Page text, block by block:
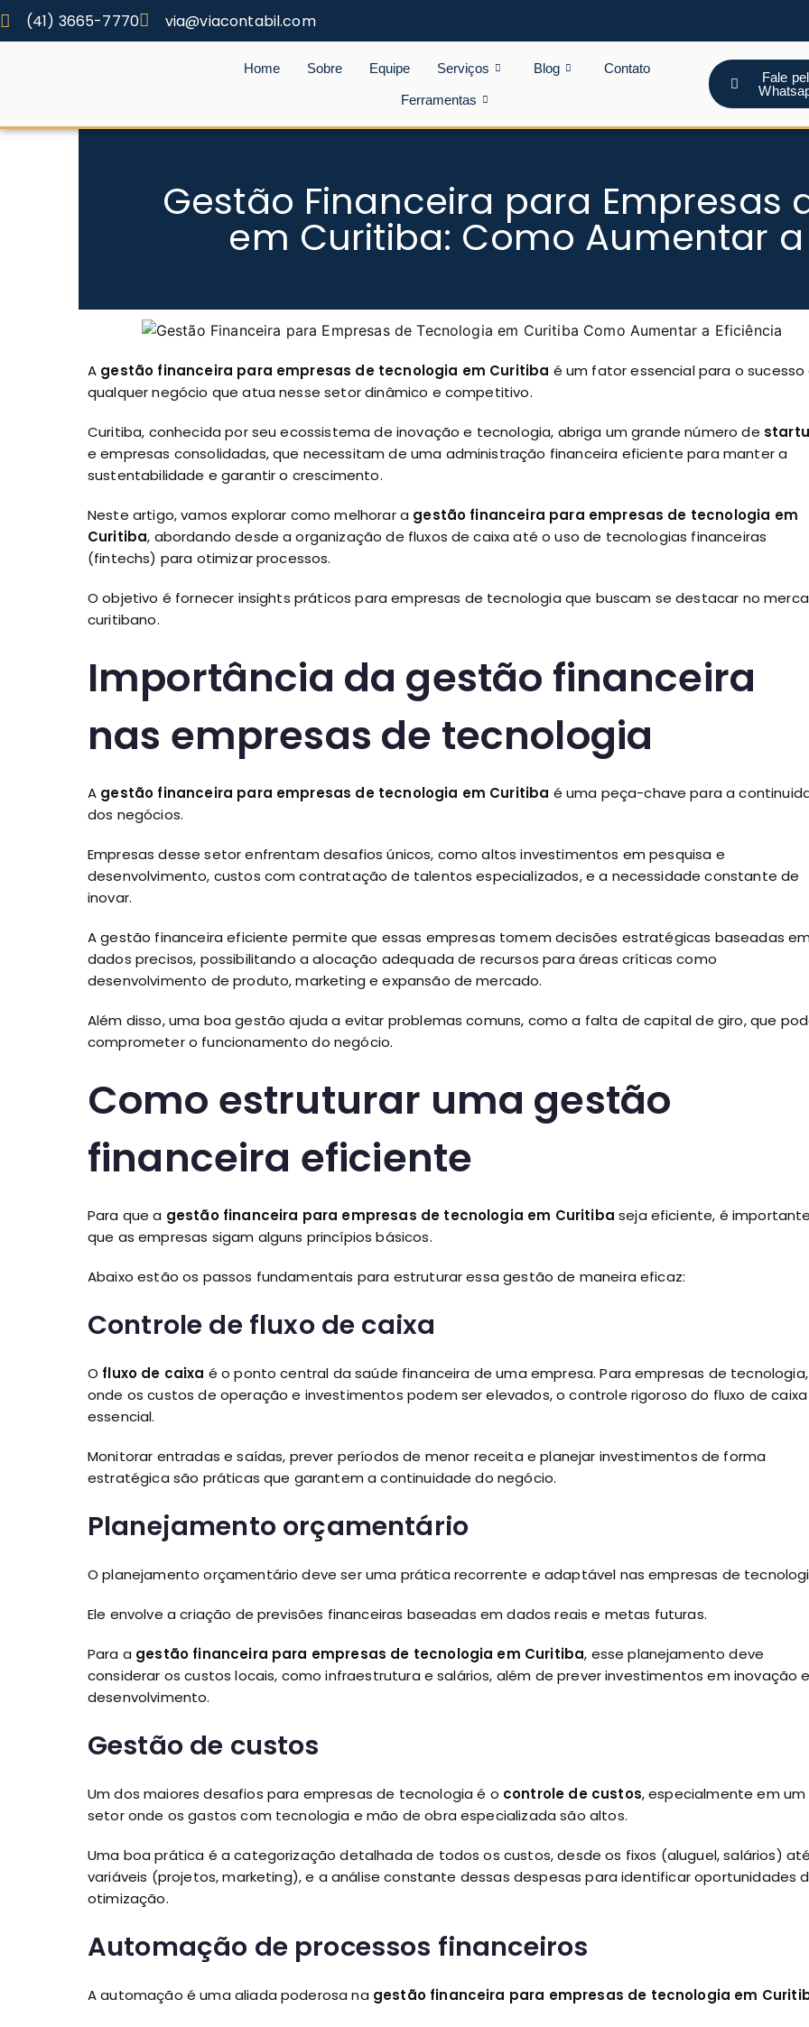
(41) 3665-7770 via@viacontabil.com
Home Sobre Equipe Serviços Blog Contato
Ferramentas
Fale
Gestão Financeira para Empresas
em Curitiba: Como Aumentar a
A gestão financeira para empresas de tecnologia em Curitiba é um fator essencial para o sucesso
qualquer negócio que atua nesse setor dinâmico e competitivo.
Curitiba, conhecida por seu ecossistema de inovação e tecnologia, abriga um grande número de
e empresas consolidadas, que necessitam de uma administração financeira eficiente para manter a
sustentabilidade e garantir o crescimento.
Neste artigo, vamos explorar como melhorar a gestão financeira para empresas de tecnologia em
Curitiba, abordando desde a organização de fluxos de caixa até o uso de tecnologias financeiras
(fintechs) para otimizar processos.
O objetivo é fornecer insights práticos para empresas de tecnologia que buscam se destacar no
curitibano.
Importância da gestão financeira
nas empresas de tecnologia
A gestão financeira para empresas de tecnologia em Curitiba é uma peça-chave para a
dos negócios.
Empresas desse setor enfrentam desafios únicos, como altos investimentos em pesquisa e
desenvolvimento, custos com contratação de talentos especializados, e a necessidade constante de
inovar.
A gestão financeira eficiente permite que essas empresas tomem decisões estratégicas baseadas em
dados precisos, possibilitando a alocação adequada de recursos para áreas críticas como
desenvolvimento de produto, marketing e expansão de mercado.
Além disso, uma boa gestão ajuda a evitar problemas comuns, como a falta de capital de giro, que
comprometer o funcionamento do negócio.
Como estruturar uma gestão
financeira eficiente
Para que a gestão financeira para empresas de tecnologia em Curitiba seja eficiente, é importante
que as empresas sigam alguns princípios básicos.
Abaixo estão os passos fundamentais para estruturar essa gestão de maneira eficaz:
Controle de fluxo de caixa
O fluxo de caixa é o ponto central da saúde financeira de uma empresa. Para empresas de tecnologia,
onde os custos de operação e investimentos podem ser elevados, o controle rigoroso do fluxo de
essencial.
Monitorar entradas e saídas, prever períodos de menor receita e planejar investimentos de forma
estratégica são práticas que garantem a continuidade do negócio.
Planejamento orçamentário
O planejamento orçamentário deve ser uma prática recorrente e adaptável nas empresas de
Ele envolve a criação de previsões financeiras baseadas em dados reais e metas futuras.
Para a gestão financeira para empresas de tecnologia em Curitiba, esse planejamento deve
considerar os custos locais, como infraestrutura e salários, além de prever investimentos em inovação e
desenvolvimento.
Gestão de custos
Um dos maiores desafios para empresas de tecnologia é o controle de custos, especialmente em um
setor onde os gastos com tecnologia e mão de obra especializada são altos.
Uma boa prática é a categorização detalhada de todos os custos, desde os fixos (aluguel, salários)
variáveis (projetos, marketing), e a análise constante dessas despesas para identificar oportunidades
otimização.
Automação de processos financeiros
A automação é uma aliada poderosa na gestão financeira para empresas de tecnologia em